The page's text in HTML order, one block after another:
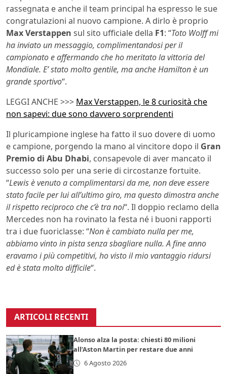
rassegnata e anche il team principal ha espresso le sue
congratulazioni al nuovo campione. A dirlo è proprio
Max Verstappen sul sito ufficiale della F1: “Toto Wolff mi
ha inviato un messaggio, complimentandosi per il
campionato e affermando che ho meritato la vittoria del
Mondiale. E’ stato molto gentile, ma anche Hamilton è un
grande sportivo“.
LEGGI ANCHE >>> Max Verstappen, le 8 curiosità che
non sapevi: due sono davvero sorprendenti
Il pluricampione inglese ha fatto il suo dovere di uomo
e campione, porgendo la mano al vincitore dopo il Gran
Premio di Abu Dhabi, consapevole di aver mancato il
successo solo per una serie di circostanze fortuite.
“Lewis è venuto a complimentarsi da me, non deve essere
stato facile per lui all’ultimo giro, ma questo dimostra anche
il rispetto reciproco che c’è tra noi“. Il doppio reclamo della
Mercedes non ha rovinato la festa né i buoni rapporti
tra i due fuoriclasse: “Non è cambiato nulla per me,
abbiamo vinto in pista senza sbagliare nulla. A fine anno
eravamo i più competitivi, ho visto il mio vantaggio ridursi
ed è stata molto difficile“.
ARTICOLI RECENTI
Alonso alza la posta: chiesti 80 milioni
all’Aston Martin per restare due anni
6 Agosto 2026